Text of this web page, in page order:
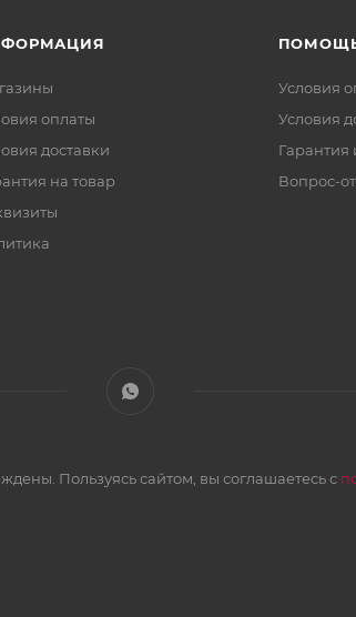
оплаты
доставки
на товар
Условия
Условия
Гарантия
Вопрос-
Пользуясь сайтом, вы соглашаетесь с